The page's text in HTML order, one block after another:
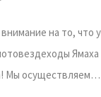
на то, что
Ямаха
Мы осуществляем…